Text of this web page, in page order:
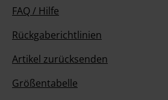
FAQ / Hilfe
Rückgaberichtlinien
Artikel zurücksenden
Größentabelle